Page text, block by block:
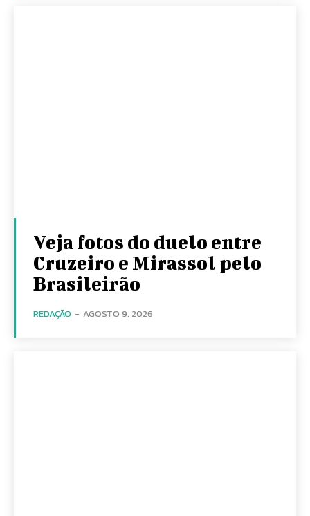
Veja fotos do duelo entre
Cruzeiro e Mirassol pelo
Brasileirão
REDAÇÃO - AGOSTO 9, 2026